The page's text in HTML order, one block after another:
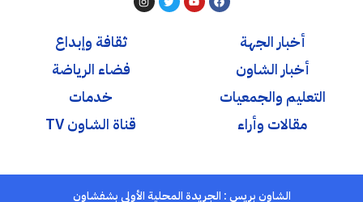
أخبار الجهة
أخبار الشاون
التعليم والجمعيات
مقالات وأراء
ثقافة وإبداع
فضاء الرياضة
خدمات
قناة الشاون TV
الشاون بريس : الجريدة المحلية الأولى بشفشاون